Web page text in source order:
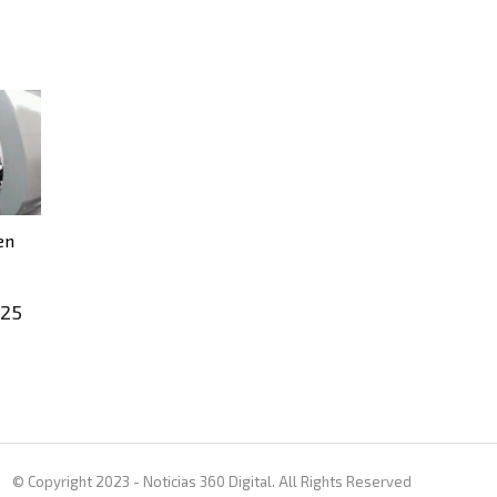
© Copyright 2023 - Noticias 360 Digital. All Rights Reserved